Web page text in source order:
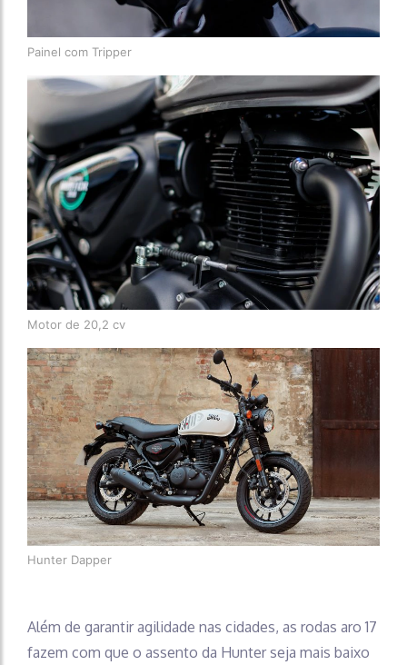
Painel com Tripper
Motor de 20,2 cv
Hunter Dapper
Além de garantir agilidade nas cidades, as rodas aro 17
fazem com que o assento da Hunter seja mais baixo